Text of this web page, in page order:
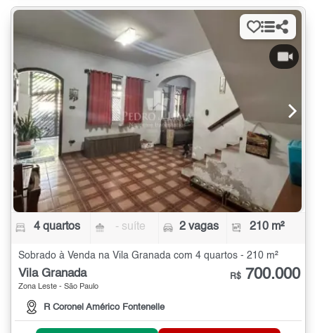
4 quartos - suíte 2 vagas 210 m²
Sobrado à Venda na Vila Granada com 4 quartos - 210 m²
Vila Granada
Zona Leste - São Paulo
R Coronel Américo Fontenelle
R$ 700.000